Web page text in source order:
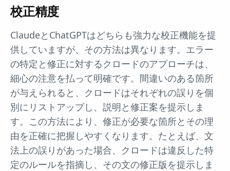
校正精度
ClaudeとChatGPTはどちらも強力な校正機能を提
供していますが、その方法は異なります。エラー
の特定と修正に対するクロードのアプローチは、
細心の注意を払って明確です。間違いのある箇所
が与えられると、クロードはそれぞれの誤りを個
別にリストアップし、説明と修正案を提示しま
す。この方法により、修正が必要な箇所とその理
由を正確に把握しやすくなります。たとえば、文
法上の誤りがあった場合、クロードは違反した特
定のルールを指摘し、その文の修正版を提示しま